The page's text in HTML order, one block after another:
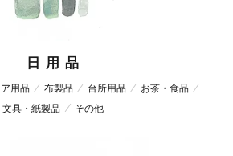
日 用 品
用品 布製品 台所用品
お茶・食品
文具・紙製品
その他